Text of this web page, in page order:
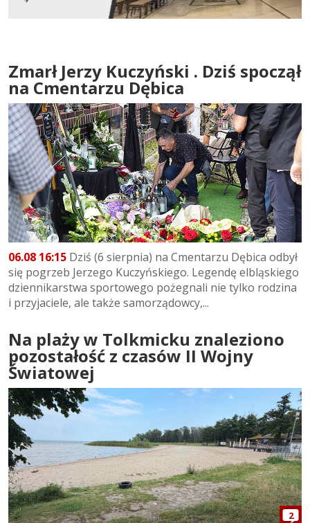
Zmarł Jerzy Kuczyński . Dziś spoczął
na Cmentarzu Dębica
06.08 16:15 Dziś (6 sierpnia) na Cmentarzu Dębica odbył
się pogrzeb Jerzego Kuczyńskiego. Legendę elbląskiego
dziennikarstwa sportowego pożegnali nie tylko rodzina
i przyjaciele, ale także samorządowcy,...
Na plaży w Tolkmicku znaleziono
pozostałość z czasów II Wojny
Światowej
2